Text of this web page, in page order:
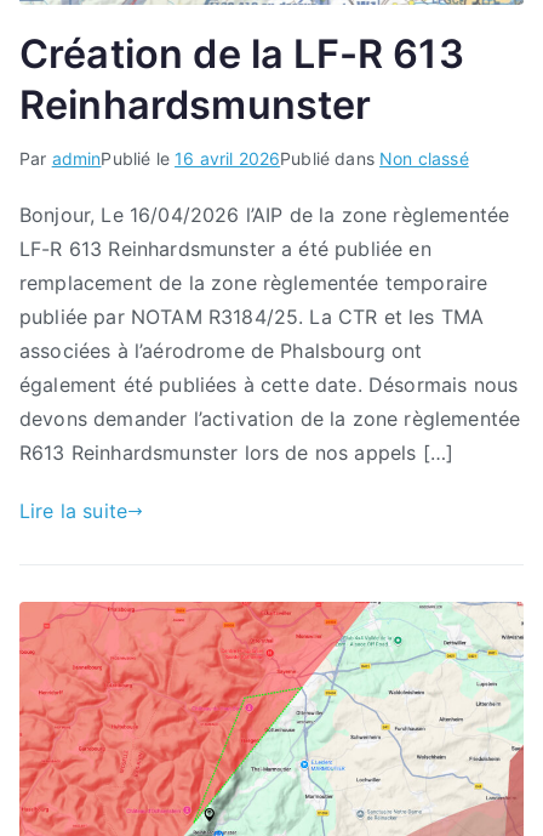
Création de la LF-R 613
Reinhardsmunster
Par adminPublié le16 avril 2026Publié dans Non classé
Bonjour, Le 16/04/2026 l’AIP de la zone règlementée
LF-R 613 Reinhardsmunster a été publiée en
remplacement de la zone règlementée temporaire
publiée par NOTAM R3184/25. La CTR et les TMA
associées à l’aérodrome de Phalsbourg ont
également été publiées à cette date. Désormais nous
devons demander l’activation de la zone règlementée
R613 Reinhardsmunster lors de nos appels […]
Lire la suite